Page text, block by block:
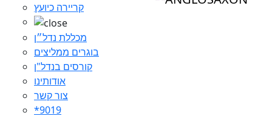
קריירה כיועץ
מכללת נדל״ן
בוגרים ממליצים
קורסים בנדל"ן
אודותינו
צור קשר
*9019